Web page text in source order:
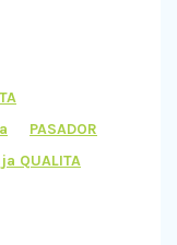
PASADOR
QUALITA